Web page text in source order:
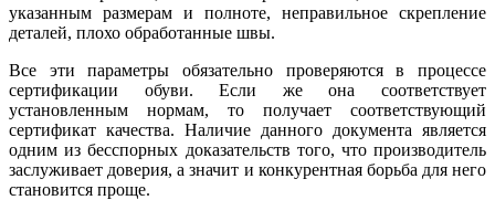
указанным размерам и полноте, неправильное скрепление
деталей, плохо обработанные швы.
Все эти параметры обязательно проверяются в процессе
сертификации обуви. Если же она соответствует
установленным нормам, то получает соответствующий
сертификат качества. Наличие данного документа является
одним из бесспорных доказательств того, что производитель
заслуживает доверия, а значит и конкурентная борьба для него
становится проще.